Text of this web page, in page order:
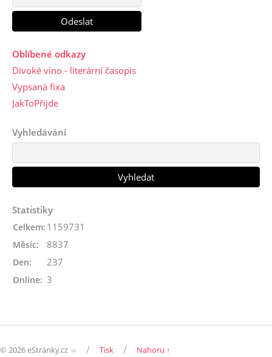
Oblíbené odkazy
Divoké víno - literární časopis
Vypsaná fixa
JakToPřijde
Vyhledávání
Statistiky
Online: 3
Celkem: 1159731
Měsíc: 8837
Den: 237
© 2026 eStránky.cz / Tisk / Nahoru ↑